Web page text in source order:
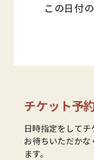
この日付
チケット予
日時指定をしてチ
お待ちいただか
ます。